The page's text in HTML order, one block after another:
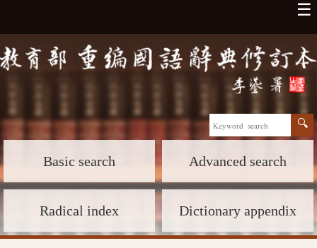
☰
Basic search Advanced search
Radical index Dictionary appendix